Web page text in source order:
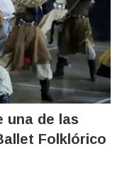
una de las
Folklórico